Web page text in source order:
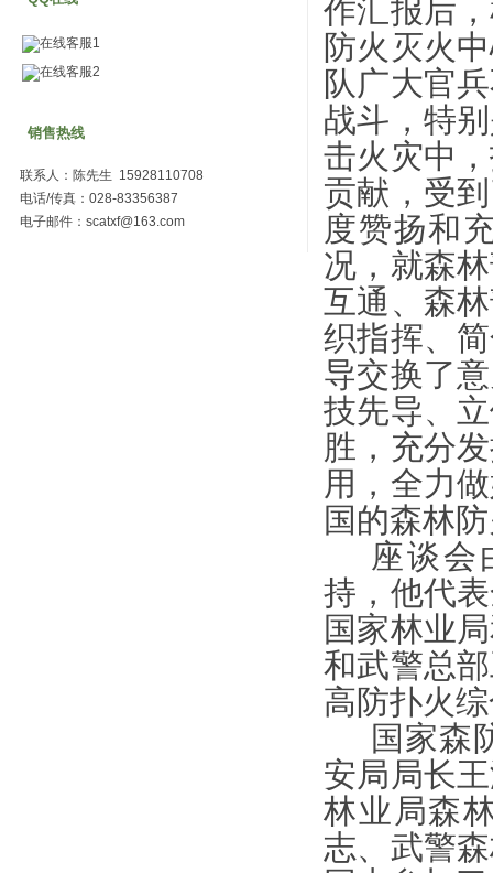
在线客服1
在线客服2
销售热线
联系人：陈先生 15928110708
电话/传真：028-83356387
电子邮件：scatxf@163.com
作汇报后
防火灭火
队广大官
战斗，特
击火灾中
贡献，受
度赞扬和
况，就森
互通、森
织指挥、
导交换了
技先导、
胜，充分
用，全力
国的森林
座谈会
持，他代
国家林业
和武警总
高防扑火
国家森
安局局长
林业局森
志、武警